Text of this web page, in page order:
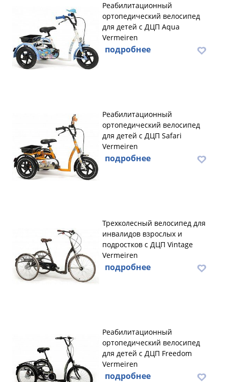
Реабилитационный
ортопедический велосипед
для детей с ДЦП Aqua
Vermeiren
подробнее
Реабилитационный
ортопедический велосипед
для детей с ДЦП Safari
Vermeiren
подробнее
Трехколесный велосипед для
инвалидов взрослых и
подростков с ДЦП Vintage
Vermeiren
подробнее
Реабилитационный
ортопедический велосипед
для детей с ДЦП Freedom
Vermeiren
подробнее